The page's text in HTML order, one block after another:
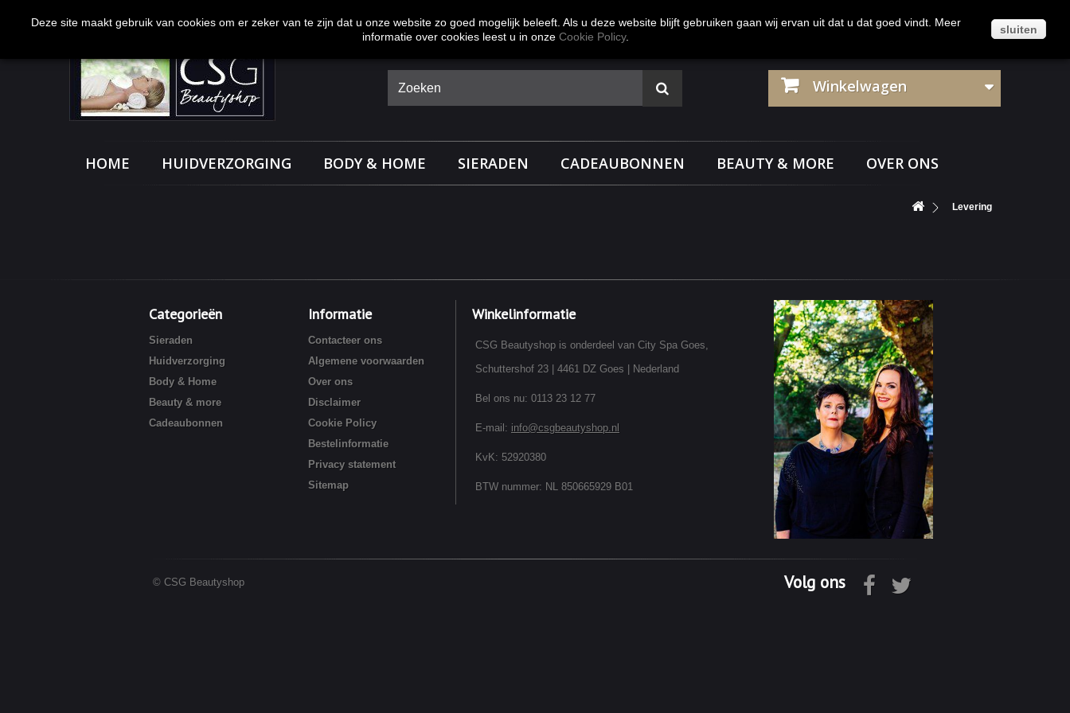
Winkelwagen
HOME HUIDVERZORGING BODY & HOME SIERADEN CADEAUBONNEN BEAUTY & MORE OVER ONS
Levering
Categorieën
Sieraden
Huidverzorging
Body & Home
Beauty & more
Cadeaubonnen
Informatie
Contacteer ons
Algemene voorwaarden
Over ons
Disclaimer
Cookie Policy
Bestelinformatie
Privacy statement
Sitemap
Winkelinformatie
CSG Beautyshop is onderdeel van City Spa Goes,
Schuttershof 23 | 4461 DZ Goes | Nederland
Bel ons nu: 0113 23 12 77
E-mail: info@csgbeautyshop.nl
KvK: 52920380
BTW nummer: NL 850665929 B01
© CSG Beautyshop Volg ons
Deze site maakt gebruik van cookies om er zeker van te zijn dat u onze website zo goed mogelijk beleeft. Als u deze website blijft gebruiken gaan wij ervan uit dat u dat goed vindt. Meer
informatie over cookies leest u in onze Cookie Policy.
sluiten